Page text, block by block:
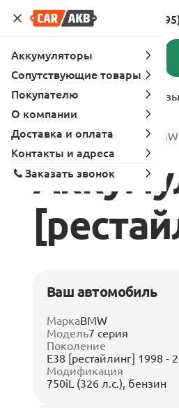
Адреса магазинов 8
Услуги Вопрос-ответ
Главная Каталог BMW
Ваш автомобиль
МаркаBMW
Модель7 серия
Поколение
E38 [рестайлинг] 1998 -
Модификация
750iL (326 л.с.), бензин
Аккумуляторы
Сопутствующие товары
Покупателю
О компании
Доставка и оплата
Контакты и адреса
Заказать звонок